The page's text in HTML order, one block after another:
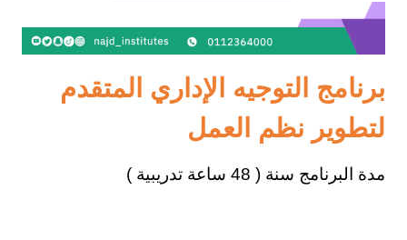
برنامج التوجيه الإداري المتقدم
لتطوير نظم العمل
مدة البرنامج سنة ( 48 ساعة تدريبية )